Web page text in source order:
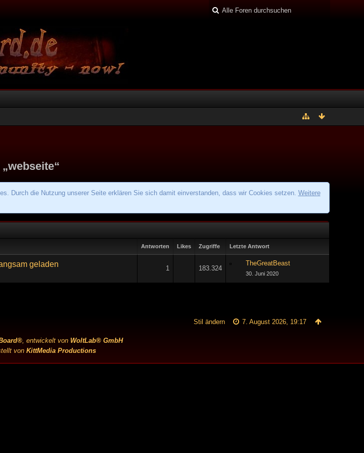
Durch die Nutzung unserer Seite erklären Sie sich damit einverstanden, dass wir Cookies setzen. Weitere
Antworten Likes Zugriffe Letzte Antwort
geladen 1 183.324
TheGreatBeast
30. Juni 2020
7. August 2026, 19:17
Stil ändern
, entwickelt von WoltLab® GmbH
von KittMedia Productions